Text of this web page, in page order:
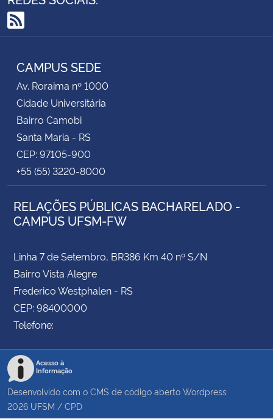
RSS
CAMPUS SEDE
Av. Roraima nº 1000
Cidade Universitária
Bairro Camobi
Santa Maria - RS
CEP: 97105-900
+55 (55) 3220-8000
RELAÇÕES PÚBLICAS BACHARELADO -
CAMPUS UFSM-FW
Linha 7 de Setembro, BR386 Km 40 nº S/N
Bairro Vista Alegre
Frederico Westphalen - RS
CEP: 98400000
Telefone:
Acesso à
Informação
Desenvolvido com o CMS de código aberto Wordpress
2026 UFSM / CPD